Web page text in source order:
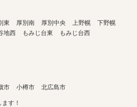
東 厚別南 厚別中央 上野幌
下野幌
地西 もみじ台東
もみじ台西
市 小樽市 北広島市
す！